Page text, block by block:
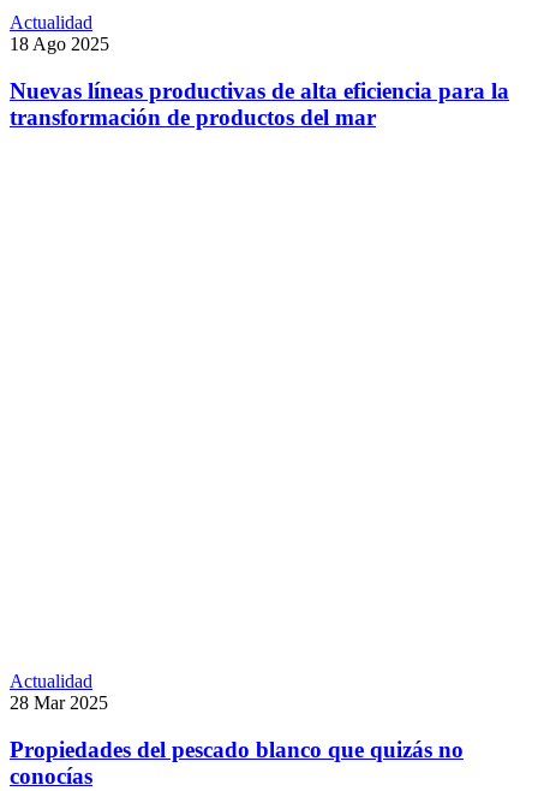
Actualidad
18 Ago 2025
Nuevas líneas productivas de alta eficiencia para la
transformación de productos del mar
Actualidad
28 Mar 2025
Propiedades del pescado blanco que quizás no
conocías